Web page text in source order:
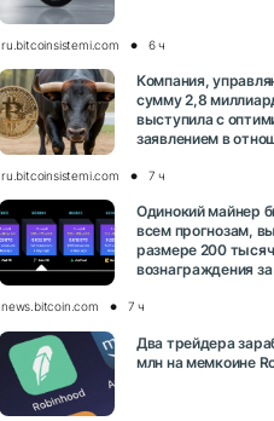
ru.bitcoinsistemi.com 6 ч
Компания,
сумму 2,8
выступила с
заявлением в
ru.bitcoinsistemi.com 7 ч
Одинокий майнер
всем прогнозам,
размере 200
вознаграждения
news.bitcoin.com 7 ч
Два трейдера
млн на мемкоине